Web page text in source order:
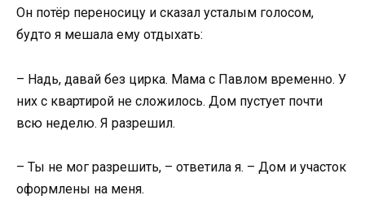
Он потёр переносицу и сказал усталым голосом,
будто я мешала ему отдыхать:
– Надь, давай без цирка. Мама с Павлом временно. У
них с квартирой не сложилось. Дом пустует почти
всю неделю. Я разрешил.
– Ты не мог разрешить, – ответила я. – Дом и участок
оформлены на меня.